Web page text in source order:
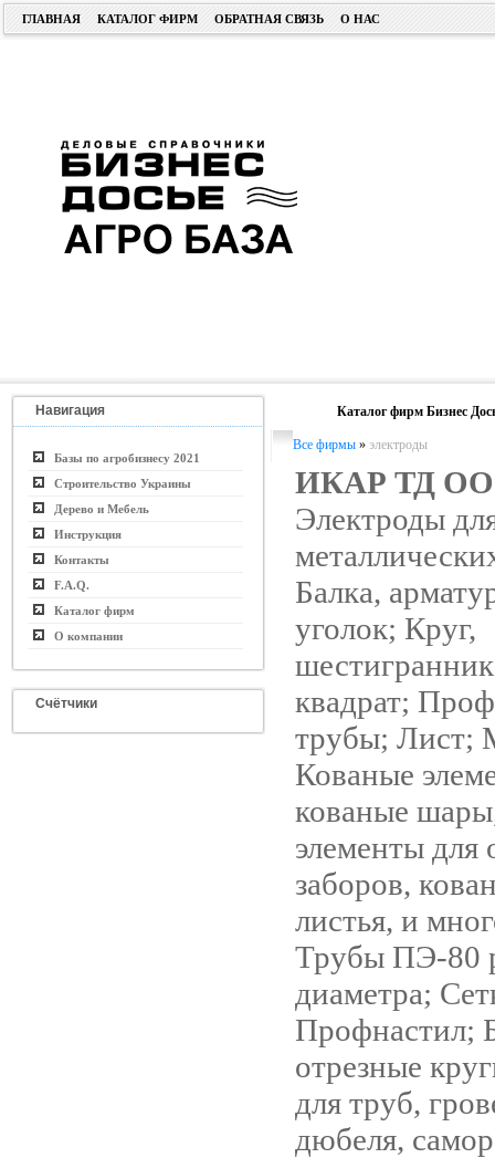
ГЛАВНАЯ КАТАЛОГ ФИРМ ОБРАТНАЯ СВЯЗЬ О НАС
Навигация
Базы по агробизнесу 2021
Строительство Украины
Дерево и Мебель
Инструкция
Контакты
F.A.Q.
Каталог фирм
О компании
Счётчики
Каталог фирм Бизнес
Все фирмы » электроды
ИКАР ТД
Электроды
Балка,
уголок; Круг,
квадрат;
трубы; Лист;
Кованые
кованые
элементы для
заборов,
листья, и
Трубы ПЭ-80
диаметра;
Профнастил;
отрезные
для труб,
дюбеля,